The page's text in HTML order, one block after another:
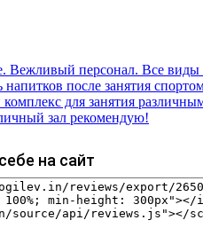
персонал. Все виды
после занятия
для занятия
зал рекомендую!
на сайт